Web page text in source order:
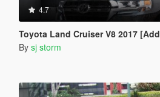
4.7
Toyota Land Cruiser V8 2017 [Add-On |
By sj storm